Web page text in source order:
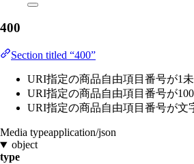
400
Section titled “400”
URI指定の商品自由項目番号が1
URI指定の商品自由項目番号が
URI指定の商品自由項目番号が文
Media typeapplication/json
object
type